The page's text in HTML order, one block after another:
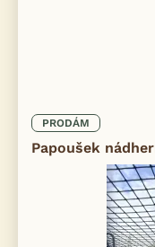
PRODÁM
Papoušek